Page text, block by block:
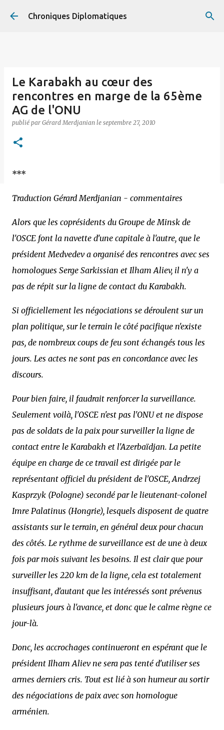
Accéder au contenu principal
Chroniques Diplomatiques
Le Karabakh au cœur des
rencontres en marge de la 65ème
AG de l'ONU
publié par Gérard Merdjanian le septembre 27, 2010
***
Traduction Gérard Merdjanian - commentaires
Alors que les coprésidents du Groupe de Minsk de
l'OSCE font la navette d'une capitale à l'autre, que le
président Medvedev a organisé des rencontres avec ses
homologues Serge Sarkissian et Ilham Aliev, il n'y a
pas de répit sur la ligne de contact du Karabakh.
Si officiellement les négociations se déroulent sur un
plan politique, sur le terrain le côté pacifique n'existe
pas, de nombreux coups de feu sont échangés tous les
jours. Les actes ne sont pas en concordance avec les
discours.
Pour bien faire, il faudrait renforcer la surveillance.
Seulement voilà, l'OSCE n'est pas l'ONU et ne dispose
pas de soldats de la paix pour surveiller la ligne de
contact entre le Karabakh et l'Azerbaïdjan. La petite
équipe en charge de ce travail est dirigée par le
représentant officiel du président de l'OSCE, Andrzej
Kasprzyk (Pologne) secondé par le lieutenant-colonel
Imre Palatinus (Hongrie), lesquels disposent de quatre
assistants sur le terrain, en général deux pour chacun
des côtés. Le rythme de surveillance est de une à deux
fois par mois suivant les besoins. Il est clair que pour
surveiller les 220 km de la ligne, cela est totalement
insuffisant, d'autant que les intéressés sont prévenus
plusieurs jours à l'avance, et donc que le calme règne ce
jour-là.
Donc, les accrochages continueront en espérant que le
président Ilham Aliev ne sera pas tenté d'utiliser ses
armes derniers cris. Tout est lié à son humeur au sortir
des négociations de paix avec son homologue
arménien.